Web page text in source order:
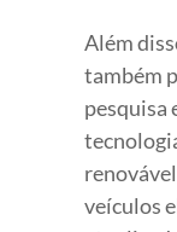
Além
também
pesquisa
veículos